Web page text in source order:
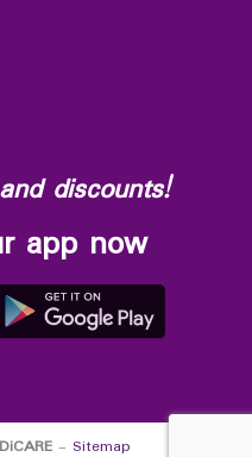
discounts!
app now
- Sitemap